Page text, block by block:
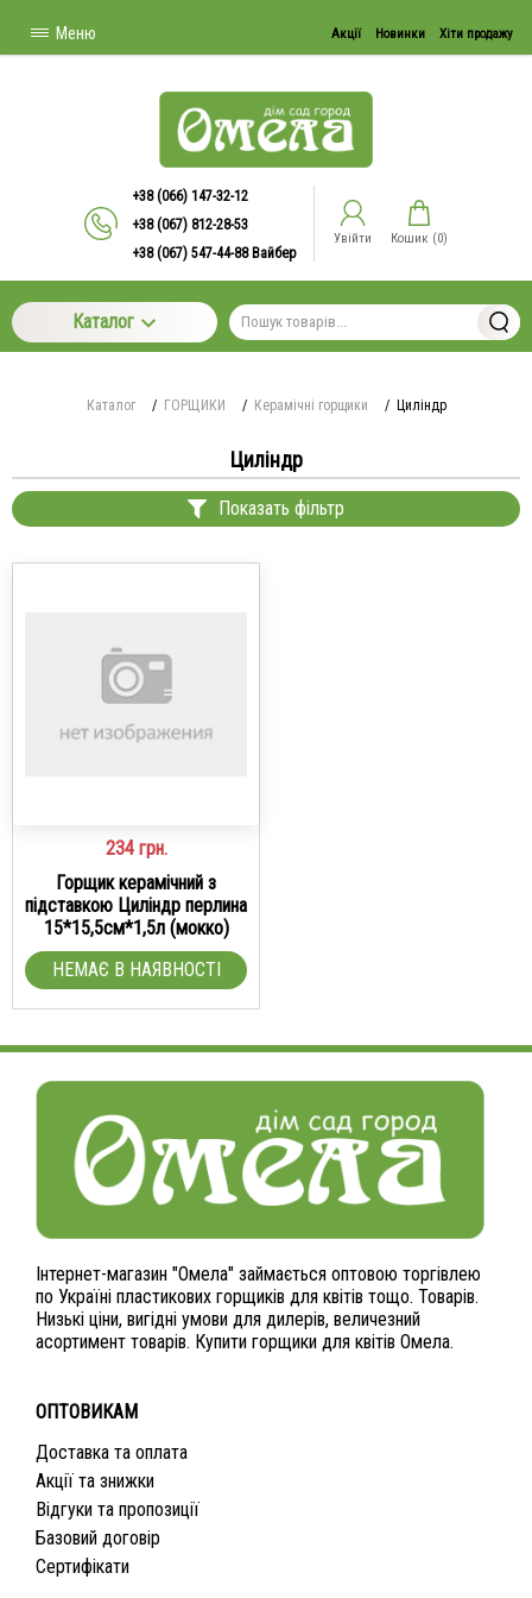
Меню Акції Новинки Хіти продажу
+38 (066) 147-32-12
+38 (067) 812-28-53
+38 (067) 547-44-88 Вайбер
Увійти Кошик (0)
Каталог
Каталог / ГОРЩИКИ / Керамічні горщики / Циліндр
Циліндр
Показать фільтр
234 грн.
Горщик керамічний з
підставкою Циліндр перлина
15*15,5см*1,5л (мокко)
НЕМАЄ В НАЯВНОСТІ
Інтернет-магазин "Омела" займається оптовою торгівлею
по Україні пластикових горщиків для квітів тощо. Товарів.
Низькі ціни, вигідні умови для дилерів, величезний
асортимент товарів. Купити горщики для квітів Омела.
ОПТОВИКАМ
Доставка та оплата
Акції та знижки
Відгуки та пропозиції
Базовий договір
Сертифікати